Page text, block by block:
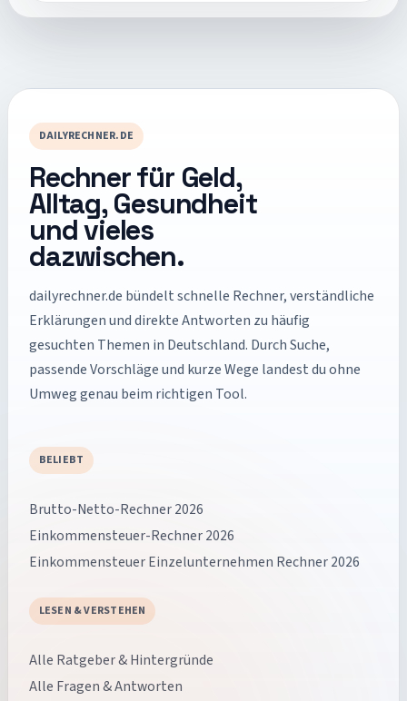
DAILYRECHNER.DE
Rechner für Geld,
Alltag, Gesundheit
und vieles
dazwischen.
dailyrechner.de bündelt schnelle Rechner, verständliche
Erklärungen und direkte Antworten zu häufig
gesuchten Themen in Deutschland. Durch Suche,
passende Vorschläge und kurze Wege landest du ohne
Umweg genau beim richtigen Tool.
BELIEBT
Brutto-Netto-Rechner 2026
Einkommensteuer-Rechner 2026
Einkommensteuer Einzelunternehmen Rechner 2026
LESEN & VERSTEHEN
Alle Ratgeber & Hintergründe
Alle Fragen & Antworten